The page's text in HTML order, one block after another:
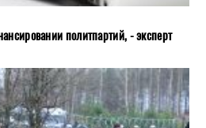
политпартий, - эксперт